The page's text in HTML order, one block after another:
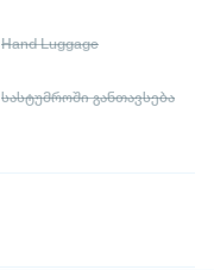
Hand Luggage
სასტუმროში განთავსება